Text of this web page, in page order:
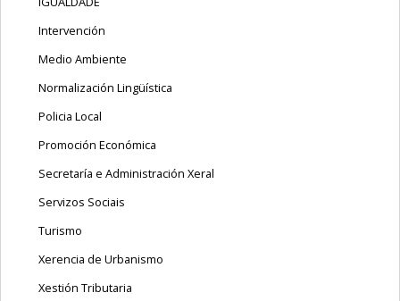
Intervención
Medio Ambiente
Normalización Lingüística
Policia Local
Promoción Económica
Secretaría e Administración Xeral
Servizos Sociais
Turismo
Xerencia de Urbanismo
Xestión Tributaria